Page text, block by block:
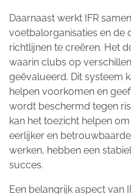
Daarnaast werkt IFR
voetbalorganisaties en de
richtlijnen te creëren. Het
waarin clubs op
geëvalueerd. Dit systeem
helpen voorkomen en
wordt beschermd tegen
kan het toezicht helpen
eerlijker en
werken, hebben een
succes.
Een belangrijk aspect van